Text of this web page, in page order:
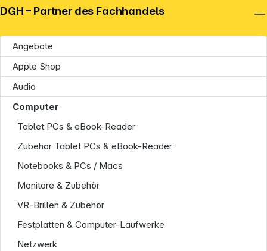
Angebote
Apple Shop
Audio
Computer
Tablet PCs & eBook-Reader
Zubehör Tablet PCs & eBook-Reader
Notebooks & PCs / Macs
Monitore & Zubehör
VR-Brillen & Zubehör
Festplatten & Computer-Laufwerke
Netzwerk
DGH – Partner des Fachhandels